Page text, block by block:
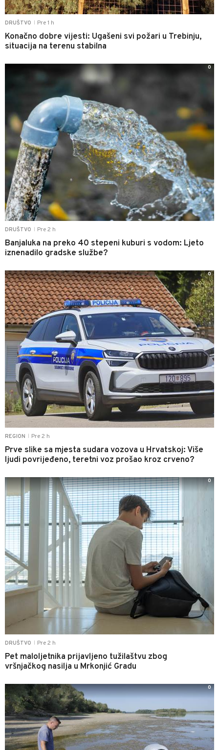
DRUŠTVO Pre 1 h
Konačno dobre vijesti: Ugašeni svi požari u Trebinju,
situacija na terenu stabilna
DRUŠTVO Pre 2 h
Banjaluka na preko 40 stepeni kuburi s vodom: Ljeto
iznenadilo gradske službe?
0
REGION Pre 2 h
Prve slike sa mjesta sudara vozova u Hrvatskoj: Više
ljudi povrijeđeno, teretni voz prošao kroz crveno?
0
DRUŠTVO Pre 2 h
Pet maloljetnika prijavljeno tužilaštvu zbog
vršnjačkog nasilja u Mrkonjić Gradu
0
0